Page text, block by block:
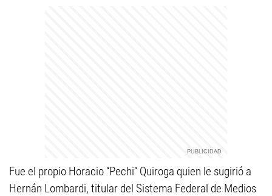
Fue el propio Horacio “Pechi” Quiroga quien le sugirió a
Hernán Lombardi, titular del Sistema Federal de Medios